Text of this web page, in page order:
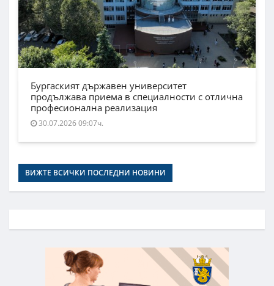
Бургаският държавен университет
продължава приема в специалности с отлична
професионална реализация
30.07.2026 09:07ч.
ВИЖТЕ ВСИЧКИ ПОСЛЕДНИ НОВИНИ